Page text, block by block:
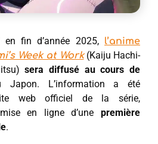
en fin d’année 2025, l’anime
Week at Work(Kaiju Hachi-
sera diffusé au cours de
L’information a été
web officiel de la série,
en ligne d’une première
.